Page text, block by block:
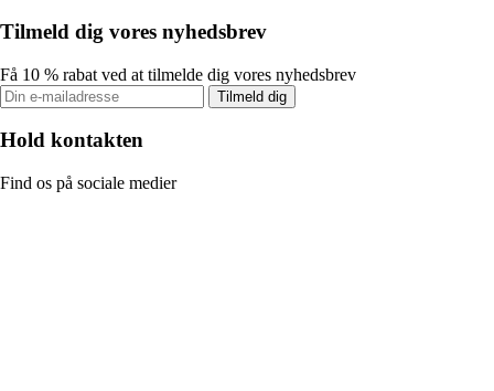
Tilmeld dig vores nyhedsbrev
Få 10 % rabat ved at tilmelde dig vores nyhedsbrev
Tilmeld dig
Hold kontakten
Find os på sociale medier